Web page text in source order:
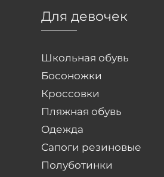
Для девочек
Школьная обувь
Босоножки
Кроссовки
Пляжная обувь
Одежда
Сапоги резиновые
Полуботинки